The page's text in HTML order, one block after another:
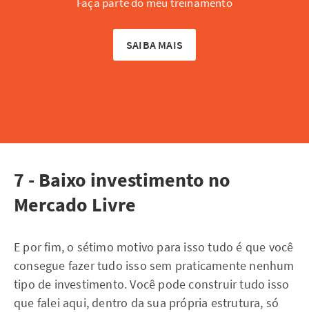
SAIBA MAIS
7 - Baixo investimento no
Mercado Livre
E por fim, o sétimo motivo para isso tudo é que você
consegue fazer tudo isso sem praticamente nenhum
tipo de investimento. Você pode construir tudo isso
que falei aqui, dentro da sua própria estrutura, só